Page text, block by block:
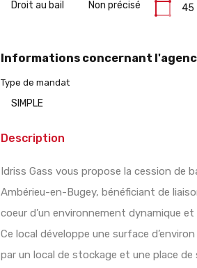
Droit au bail Non précisé 45
Informations concernant
Type de mandat
SIMPLE
Description
Idriss Gass vous propose la cession de
Ambérieu-en-Bugey, bénéficiant de
coeur d’un environnement dynamique
Ce local développe une surface
par un local de stockage et une place